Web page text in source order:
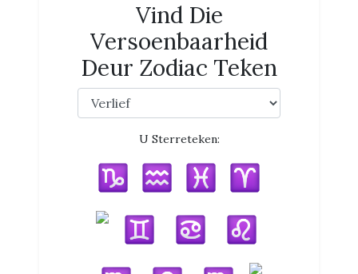
Vind Die
Versoenbaarheid
Deur Zodiac Teken
U Sterreteken: